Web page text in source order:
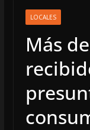
LOCALES
Más